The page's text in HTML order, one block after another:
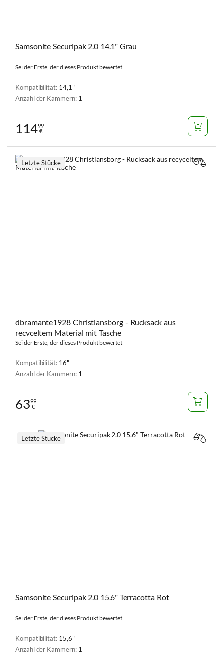
Samsonite Securipak 2.0 14.1" Grau
Sei der Erste, der dieses Produkt bewertet
Kompatibilität: 14,1"
Anzahl der Kammern: 1
11499
€
dbramante1928 Christiansborg - Rucksack aus
recyceltem Material mit Tasche
Sei der Erste, der dieses Produkt bewertet
Kompatibilität: 16"
Anzahl der Kammern: 1
Letzte Stücke
6399
€
Samsonite Securipak 2.0 15.6" Terracotta Rot
Sei der Erste, der dieses Produkt bewertet
Kompatibilität: 15,6"
Anzahl der Kammern: 1
Letzte Stücke